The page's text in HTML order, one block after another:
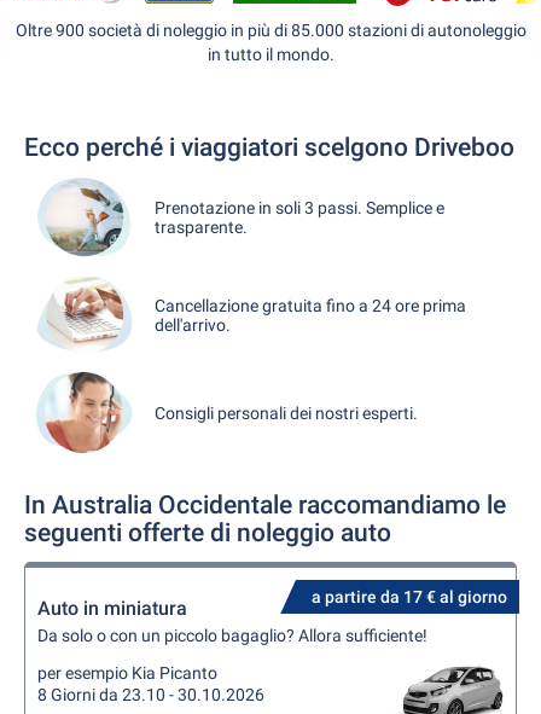
Oltre 900 società di noleggio in più di 85.000 stazioni di autonoleggio
in tutto il mondo.
Ecco perché i viaggiatori scelgono Driveboo
Prenotazione in soli 3 passi. Semplice e
trasparente.
Cancellazione gratuita fino a 24 ore prima
dell'arrivo.
Consigli personali dei nostri esperti.
In Australia Occidentale raccomandiamo le
seguenti offerte di noleggio auto
a partire da 17 € al giorno
Auto in miniatura
Da solo o con un piccolo bagaglio? Allora sufficiente!
per esempio Kia Picanto
8 Giorni da 23.10 - 30.10.2026